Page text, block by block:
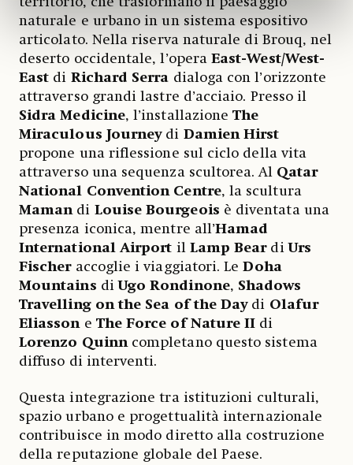
naturale e urbano in un sistema espositivo
articolato. Nella riserva naturale di Brouq, nel
deserto occidentale, l’operaEast-West/West-
East di Richard Serra dialoga con l’orizzonte
attraverso grandi lastre d’acciaio. Presso il
Sidra Medicine, l’installazioneThe
Miraculous Journeydi Damien Hirst
propone una riflessione sul ciclo della vita
attraverso una sequenza scultorea. Al Qatar
National Convention Centre, la scultura
Mamandi Louise Bourgeois è diventata una
presenza iconica, mentre all’Hamad
International Airport il Lamp BeardiUrs
Fischeraccoglie i viaggiatori. LeDoha
Mountains diUgo Rondinone, Shadows
Travelling on the Sea of the Daydi Olafur
Eliassone The Force of Nature II di
Lorenzo Quinncompletano questo sistema
diffuso di interventi.
Questa integrazione tra istituzioni culturali,
spazio urbano e progettualità internazionale
contribuisce in modo diretto alla costruzione
della reputazione globale del Paese.